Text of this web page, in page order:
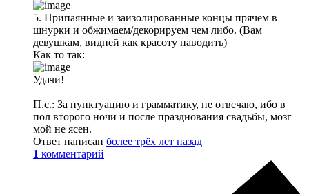
5. Припаянные и заизолированные концы прячем в
шнурки и обжимаем/декорируем чем либо. (Вам
девушкам, видней как красоту наводить)
Как то так:
Удачи!
П.с.: За пунктуацию и грамматику, не отвечаю, ибо в
пол второго ночи и после празднования свадьбы, мозг
мой не ясен.
Ответ написан более трёх лет назад
1 комментарий